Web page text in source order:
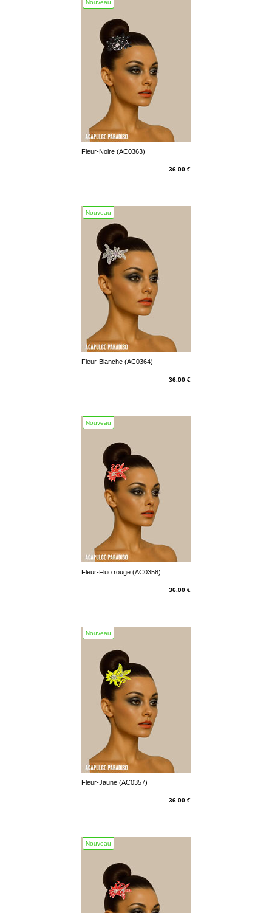
Nouveau
Fleur-Noire (AC0363)
36.00 €
Nouveau
Fleur-Blanche (AC0364)
36.00 €
Nouveau
Fleur-Fluo rouge (AC0358)
36.00 €
Nouveau
Fleur-Jaune (AC0357)
36.00 €
Nouveau